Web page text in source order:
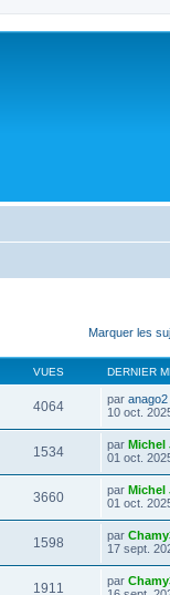
Marquer les
VUES DERNIER
4064 par anago2
10 oct.
1534 par Michel
01 oct.
3660 par Michel
01 oct.
1598 par
17 sept.
1911 par